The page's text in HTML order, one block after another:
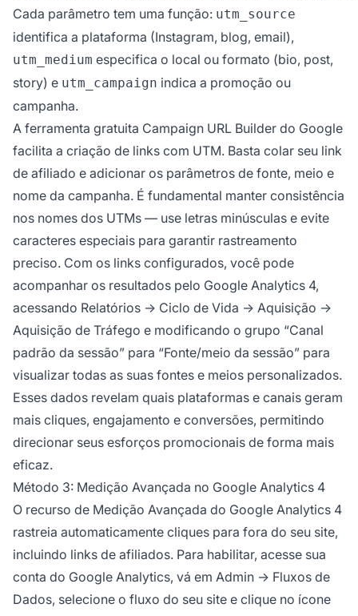
Cada parâmetro tem uma função: utm_source
identifica a plataforma (Instagram, blog, email),
utm_medium especifica o local ou formato (bio, post,
story) e utm_campaign indica a promoção ou
campanha.
A ferramenta gratuita Campaign URL Builder do Google
facilita a criação de links com UTM. Basta colar seu link
de afiliado e adicionar os parâmetros de fonte, meio e
nome da campanha. É fundamental manter consistência
nos nomes dos UTMs — use letras minúsculas e evite
caracteres especiais para garantir rastreamento
preciso. Com os links configurados, você pode
acompanhar os resultados pelo Google Analytics 4,
acessando Relatórios → Ciclo de Vida → Aquisição →
Aquisição de Tráfego e modificando o grupo “Canal
padrão da sessão” para “Fonte/meio da sessão” para
visualizar todas as suas fontes e meios personalizados.
Esses dados revelam quais plataformas e canais geram
mais cliques, engajamento e conversões, permitindo
direcionar seus esforços promocionais de forma mais
eficaz.
Método 3: Medição Avançada no Google Analytics 4
O recurso de Medição Avançada do Google Analytics 4
rastreia automaticamente cliques para fora do seu site,
incluindo links de afiliados. Para habilitar, acesse sua
conta do Google Analytics, vá em Admin → Fluxos de
Dados, selecione o fluxo do seu site e clique no ícone